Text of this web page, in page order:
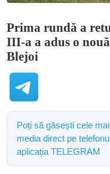
Prima rundă a
III-a a adus o
Blejoi
Poți să găsești cele
media direct pe
aplicația TELEGRAM